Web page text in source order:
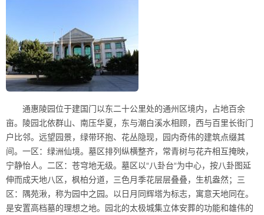
通惠陵园位于建国门以东二十公里处的通州区境内，占地百余
亩。陵园北依群山、南压华夏，东与潮白溪水相顾，西与百里长街门
户比邻。远望园景，绿带环抱、花丛隐现，园内奇伟的建筑点缀其
间。一区：绿洲仙境。墓区排列纵横整齐，常青树与花卉相互掩映，
宁静怡人。二区：苍穹地无级。墓区以“八卦台“为中心，按八卦图延
伸而成天地八区，枫柏分道，三色月季花层层叠叠，生机盎然；三
区：隅苑湫，称为园中之园。以日月同辉塔为标志，寓意天地同在。
是安置高档墓的理想之地。园北的太极城集立体安葬的功能和雄伟的